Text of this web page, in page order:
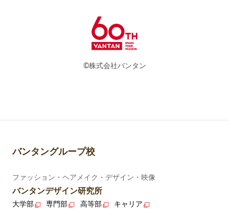
©株式会社バンタン
バンタングループ校
ファッション・ヘアメイク・デザイン・映像
バンタンデザイン研究所
大学部 専門部 高等部 キャリア